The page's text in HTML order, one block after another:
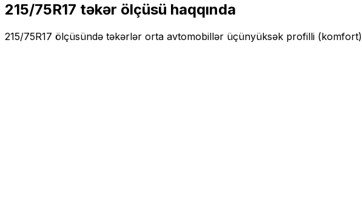
215/75R17 təkər ölçüsü haqqında
215/75R17 ölçüsündə təkərlər orta avtomobillər üçünyüksək profilli (komfort)